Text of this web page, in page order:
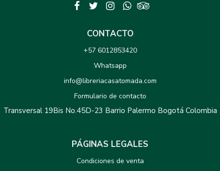
CONTACTO
+57 6012853420
Whatsapp
info@libreriacasatomada.com
Formulario de contacto
Transversal 19Bis No.45D-23 Barrio Palermo Bogotá Colombia
PÁGINAS LEGALES
Condiciones de venta